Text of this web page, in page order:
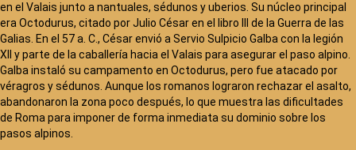
en el Valais junto a nantuales, sédunos y uberios. Su núcleo principal
era Octodurus, citado por Julio César en el libro III de la Guerra de las
Galias. En el 57 a. C., César envió a Servio Sulpicio Galba con la legión
XII y parte de la caballería hacia el Valais para asegurar el paso alpino.
Galba instaló su campamento en Octodurus, pero fue atacado por
véragros y sédunos. Aunque los romanos lograron rechazar el asalto,
abandonaron la zona poco después, lo que muestra las dificultades
de Roma para imponer de forma inmediata su dominio sobre los
pasos alpinos.